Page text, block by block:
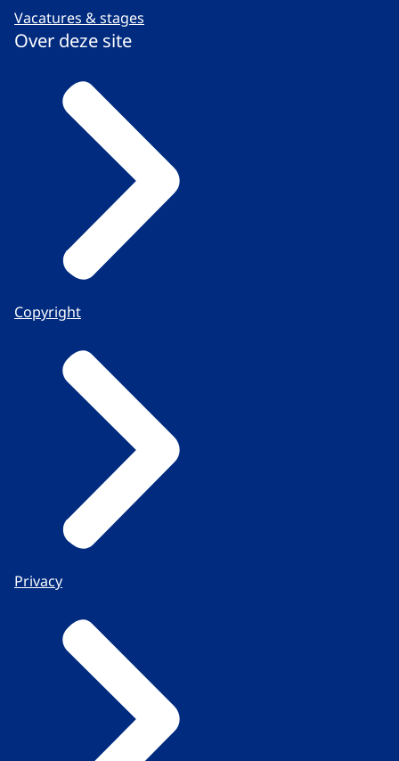
Vacatures & stages
Over deze site
Copyright
Privacy